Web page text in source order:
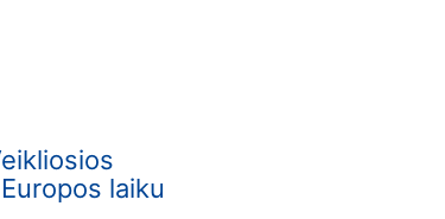
laiku